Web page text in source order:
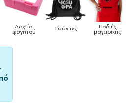
Δοχεία
φαγητού Τσάντες Ποδιές
μαγειρικής